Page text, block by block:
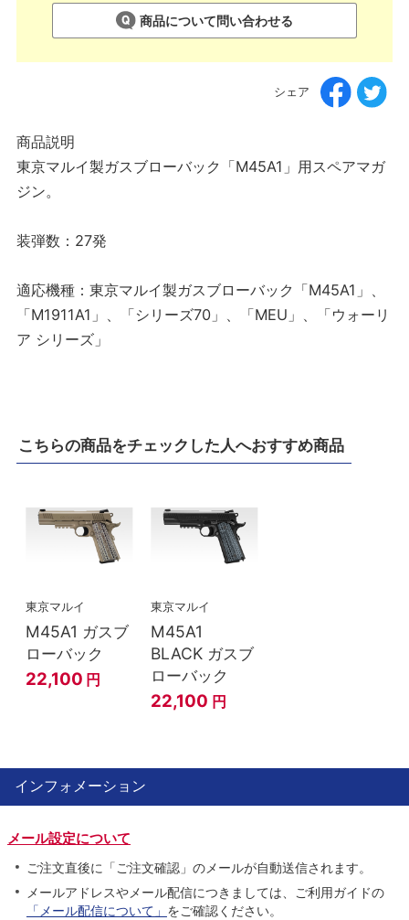
商品について問い合わせる
シェア
商品説明
東京マルイ製ガスブローバック「M45A1」用スペアマガ
ジン。
装弾数：27発
適応機種：東京マルイ製ガスブローバック「M45A1」、
「M1911A1」、「シリーズ70」、「MEU」、「ウォーリ
ア シリーズ」
こちらの商品をチェックした人へおすすめ商品
東京マルイ
M45A1 ガスブ
ローバック
22,100 円
東京マルイ
M45A1
BLACK ガスブ
ローバック
22,100 円
インフォメーション
メール設定について
ご注文直後に「ご注文確認」のメールが自動送信されます。
メールアドレスやメール配信につきましては、ご利用ガイドの
「メール配信について」 をご確認ください。